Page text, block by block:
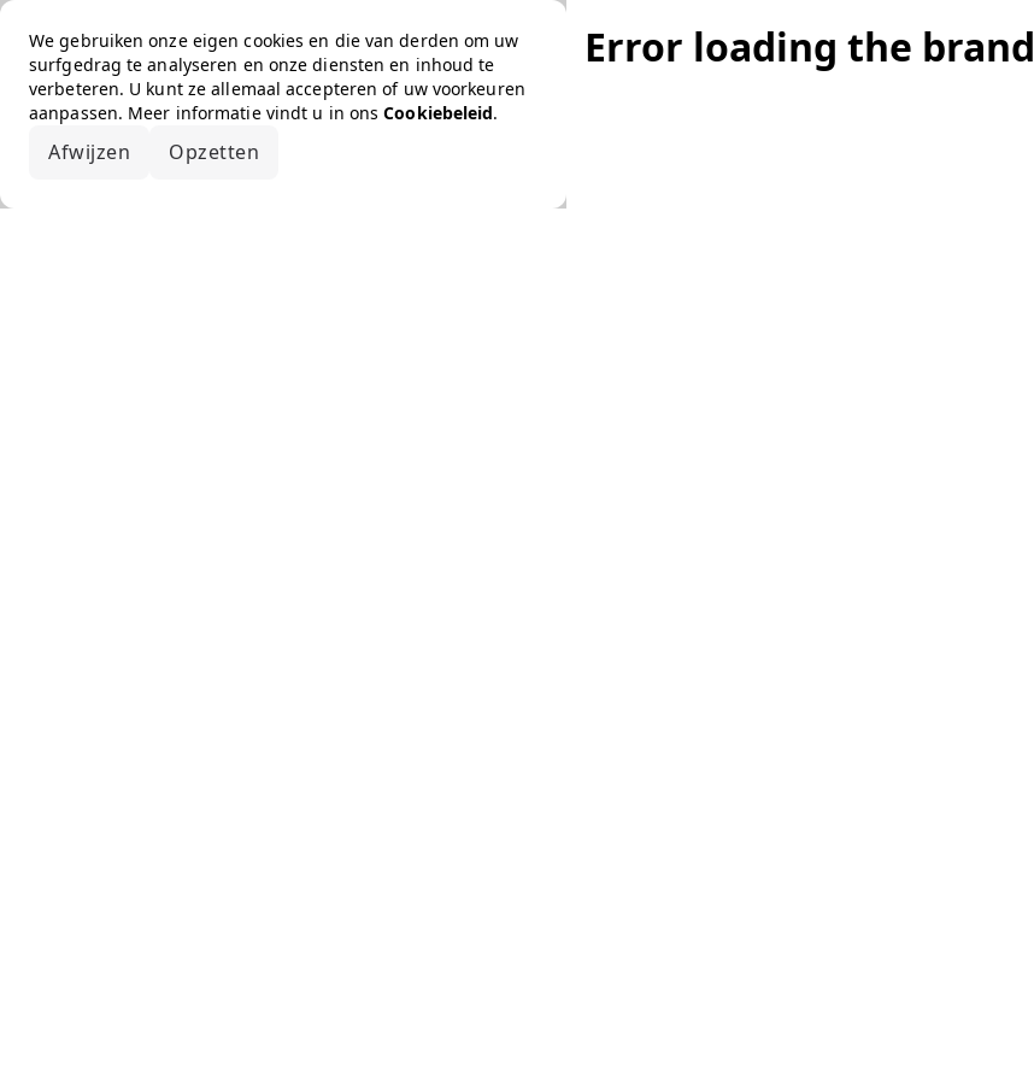
We gebruiken onze eigen cookies en die van derden om uw
surfgedrag te analyseren en onze diensten en inhoud te
verbeteren. U kunt ze allemaal accepteren of uw voorkeuren
aanpassen. Meer informatie vindt u in onsCookiebeleid.
Afwijzen Opzetten
Error loading the brand